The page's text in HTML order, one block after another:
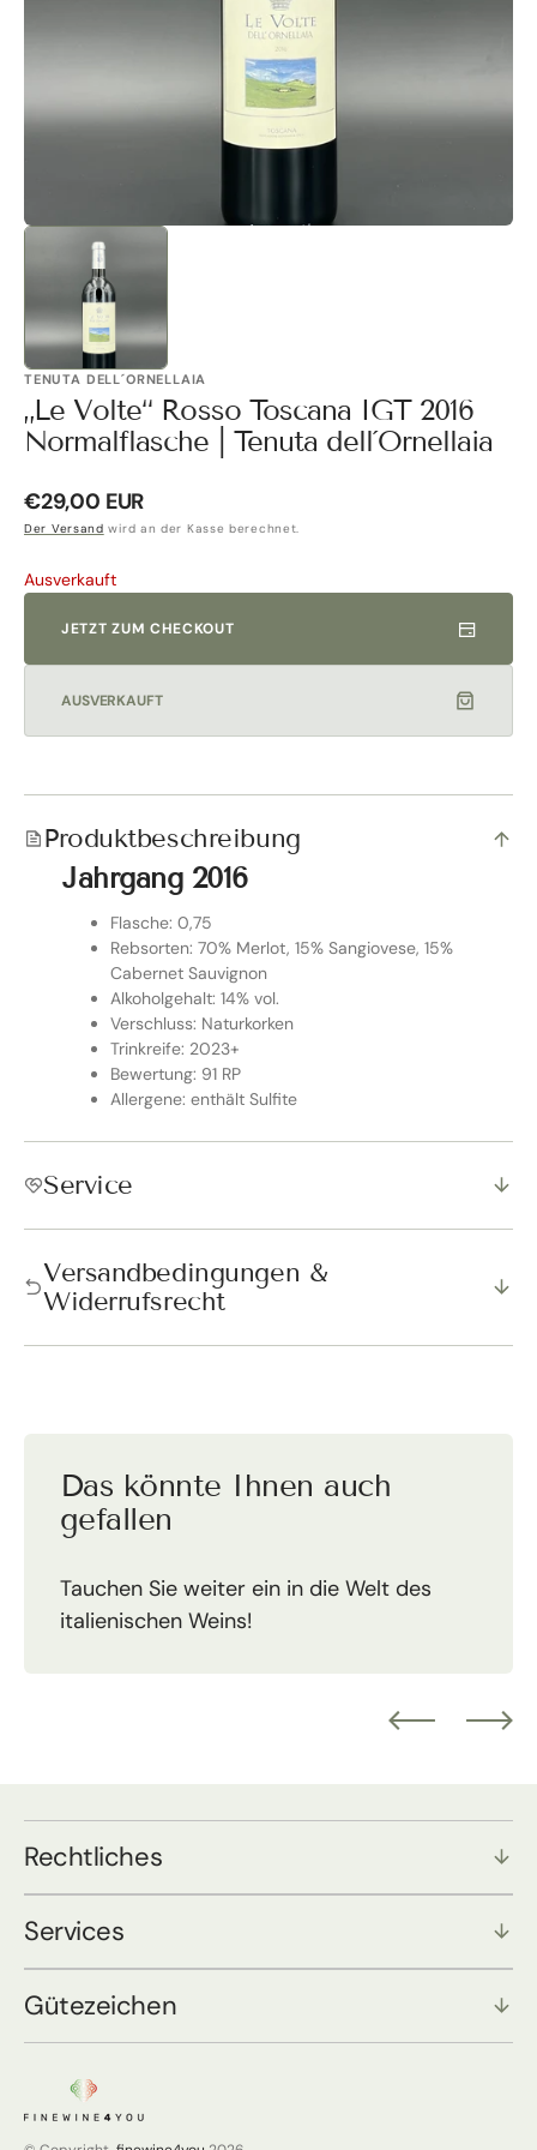
TENUTA DELL´ORNELLAIA
„Le Volte“ Rosso Toscana IGT 2016
Normalflasche | Tenuta dell´Ornellaia
Normaler
Preis
€29,00 EUR
Der Versand wird an der Kasse berechnet.
Ausverkauft
JETZT ZUM CHECKOUT
AUSVERKAUFT
Produktbeschreibung
Jahrgang 2016
Flasche: 0,75
Rebsorten: 70% Merlot, 15% Sangiovese, 15%
Cabernet Sauvignon
Alkoholgehalt: 14% vol.
Verschluss: Naturkorken
Trinkreife: 2023+
Bewertung: 91 RP
Allergene: enthält Sulfite
Service
Versandbedingungen &
Widerrufsrecht
Galerieansicht
öffnen
Das könnte Ihnen auch
gefallen
Tauchen Sie weiter ein in die Welt des
italienischen Weins!
Rechtliches
Services
Gütezeichen